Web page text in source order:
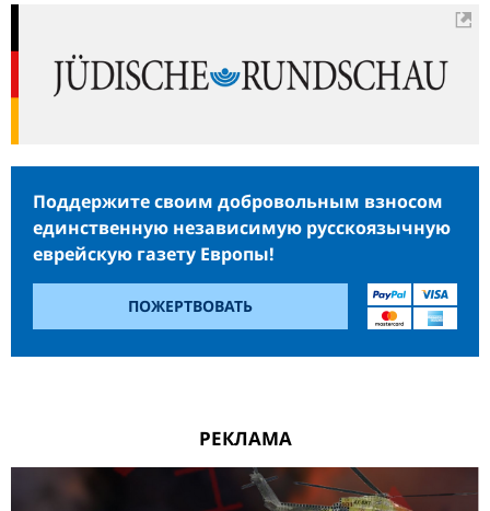
Поддержите своим добровольным взносом
единственную независимую русскоязычную
еврейскую газету Европы!
ПОЖЕРТВОВАТЬ
РЕКЛАМА